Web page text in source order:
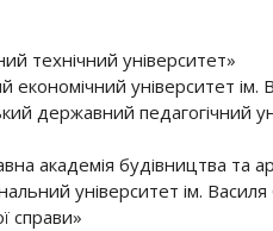
технічний університет»
економічний університет
державний педагогічний
академія будівництва та
університет ім.
справи»